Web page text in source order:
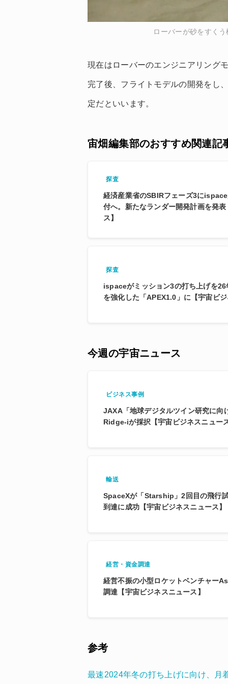
ローバーが砂をすく
現在はローバーのエンジニアリング
完了後、フライトモデルの開発をし
定だといいます。
宙畑編集部のおすすめ関連記
探査
経済産業省のSBIRフェーズ3に
付へ。新たなランダー開発計画を発
ス】
探査
ispaceがミッション3の打ち上げを
を強化した「APEX1.0」に【宇宙ビ
今週の宇宙ニュース
ビジネス事例
JAXA「地球デジタルツイン研究に向
Ridge-iが採択【宇宙ビジネスニュー
輸送
SpaceXが「Starship」2回目の飛行
到達に成功【宇宙ビジネスニュース】
経営・資金調達
経営不振の小型ロケットベンチャー
調達【宇宙ビジネスニュース】
参考
最速2024年冬の打ち上げに向け、